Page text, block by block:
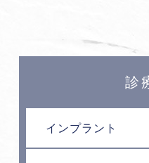
診
インプラント